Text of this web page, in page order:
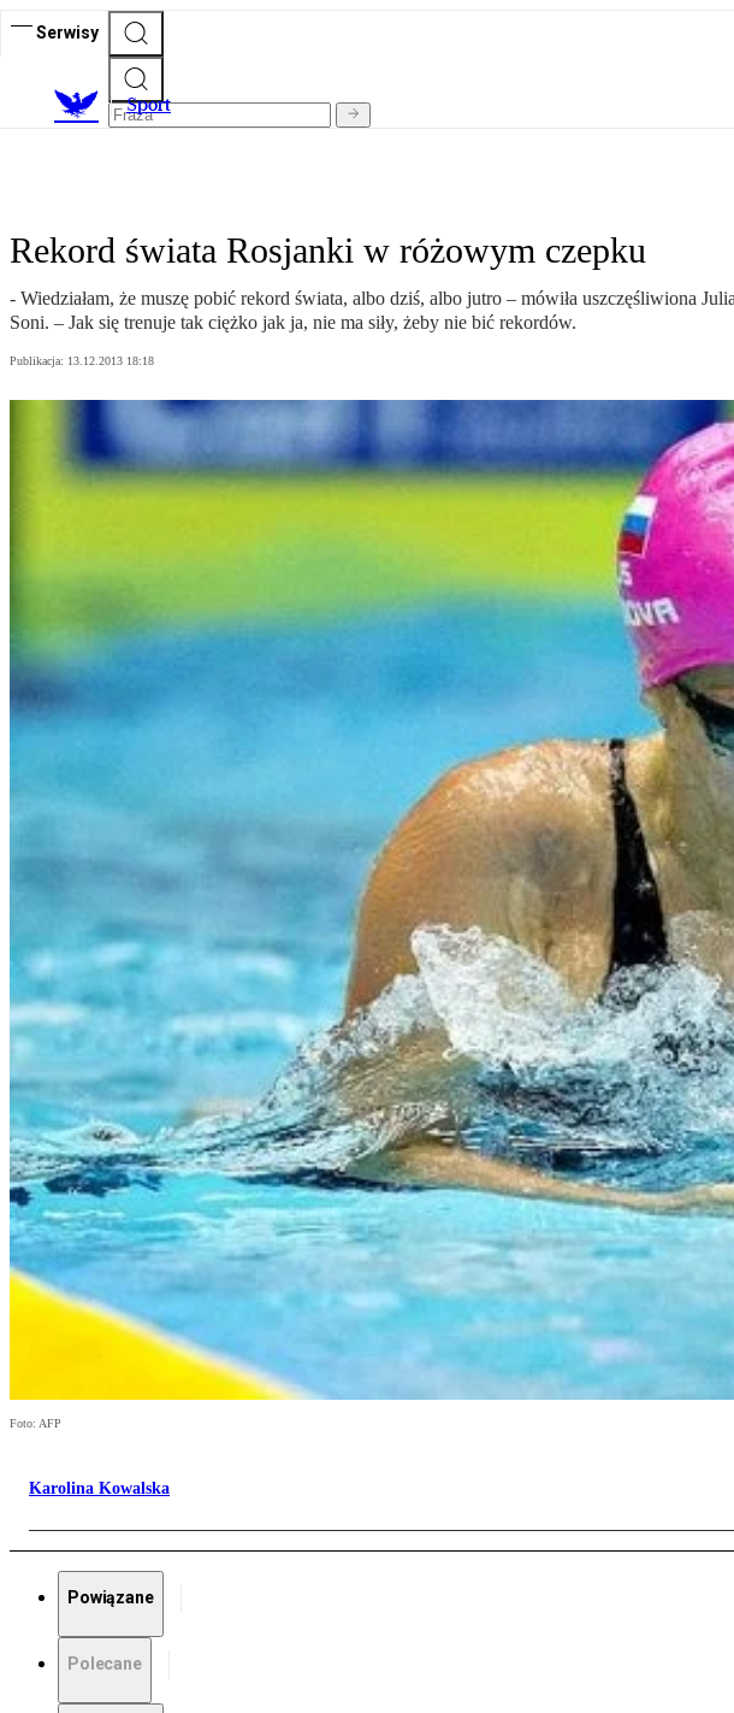
Serwisy
Sport
Rekord świata Rosjanki w różowym czepku
- Wiedziałam, że muszę pobić rekord świata, albo dziś, albo jutro – mówiła uszczęśliwiona
Soni. – Jak się trenuje tak ciężko jak ja, nie ma siły, żeby nie bić rekordów.
Publikacja: 13.12.2013 18:18
Foto: AFP
Karolina Kowalska
Powiązane
Polecane